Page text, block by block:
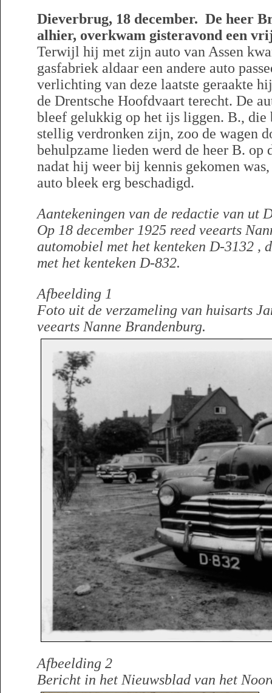
Dieverbrug, 18 december. De heer
alhier, overkwam gisteravond een
Terwijl hij met zijn auto van Assen
gasfabriek aldaar een andere auto
verlichting van deze laatste geraakte
de Drentsche Hoofdvaart terecht. De
bleef gelukkig op het ijs liggen. B., die
stellig verdronken zijn, zoo de wagen
behulpzame lieden werd de heer B. op
nadat hij weer bij kennis gekomen
auto bleek erg beschadigd.
Aantekeningen van de redactie van ut
Op 18 december 1925 reed veearts
automobiel met het kenteken D-3132 ,
met het kenteken D-832.
Afbeelding 1
Foto uit de verzameling van huisarts
veearts Nanne Brandenburg.
Afbeelding 2
Bericht in het Nieuwsblad van het